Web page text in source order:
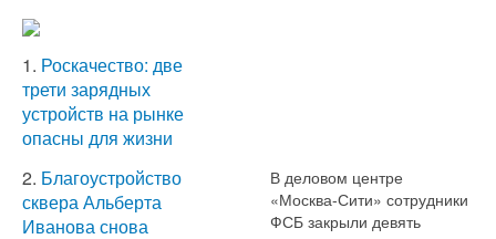
1. Роскачество: две
трети зарядных
устройств на рынке
опасны для жизни
2. Благоустройство
сквера Альберта
Иванова снова
В деловом центре
«Москва-Сити» сотрудники
ФСБ закрыли девять